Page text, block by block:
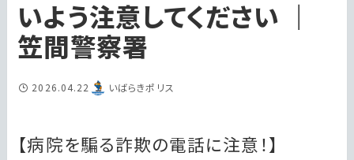
いよう注意してください ｜
笠間警察署
2026.04.22 いばらきポリス
【病院を騙る詐欺の電話に注意！】